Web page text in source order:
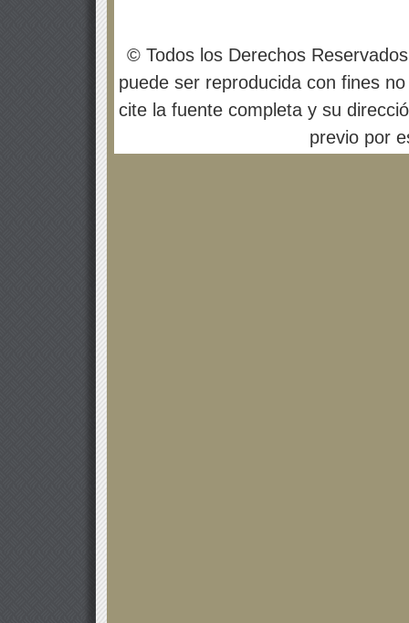
© Todos los Derechos
puede ser reproducida con fines
cite la fuente completa y su
previo por